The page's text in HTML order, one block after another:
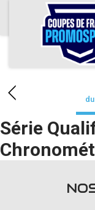
ACCUEIL
ACTUS
CALENDRIER
RÉSULTATS
PHOTOS /
Série